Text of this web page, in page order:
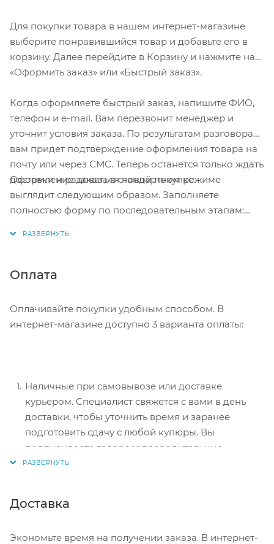
Для покупки товара в нашем интернет-магазине
выберите понравившийся товар и добавьте его в
корзину. Далее перейдите в Корзину и нажмите на
«Оформить заказ» или «Быстрый заказ».
Когда оформляете быстрый заказ, напишите ФИО,
телефон и e-mail. Вам перезвонит менеджер и
уточнит условия заказа. По результатам разговора
вам придет подтверждение оформления товара на
почту или через СМС. Теперь останется только ждать
доставки и радоваться новой покупке.
Оформление заказа в стандартном режиме
выглядит следующим образом. Заполняете
полностью форму по последовательным этапам:
Нажмите кнопку «Оформить заказ».
Оплата
Оплачивайте покупки удобным способом. В
интернет-магазине доступно 3 варианта оплаты:
Наличные при самовывозе или доставке
курьером. Специалист свяжется с вами в день
доставки, чтобы уточнить время и заранее
подготовить сдачу с любой купюры. Вы
подписываете товаросопроводительные
документы, вносите денежные средства,
Доставка
Экономьте время на получении заказа. В интернет-